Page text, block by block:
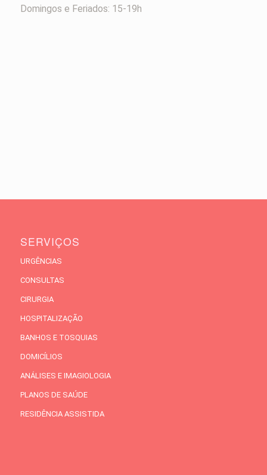
Domingos e Feriados: 15-19h
SERVIÇOS
URGÊNCIAS
CONSULTAS
CIRURGIA
HOSPITALIZAÇÃO
BANHOS E TOSQUIAS
DOMICÍLIOS
ANÁLISES E IMAGIOLOGIA
PLANOS DE SAÚDE
RESIDÊNCIA ASSISTIDA